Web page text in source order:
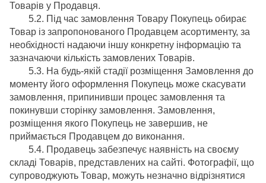
Товарів у Продавця.
5.2. Під час замовлення Товару Покупець обирає
Товар із запропонованого Продавцем асортименту, за
необхідності надаючи іншу конкретну інформацію та
зазначаючи кількість замовлених Товарів.
5.3. На будь-якій стадії розміщення Замовлення до
моменту його оформлення Покупець може скасувати
замовлення, припинивши процес замовлення та
покинувши сторінку замовлення. Замовлення,
розміщення якого Покупець не завершив, не
приймається Продавцем до виконання.
5.4. Продавець забезпечує наявність на своєму
складі Товарів, представлених на сайті. Фотографії, що
супроводжують Товар, можуть незначно відрізнятися